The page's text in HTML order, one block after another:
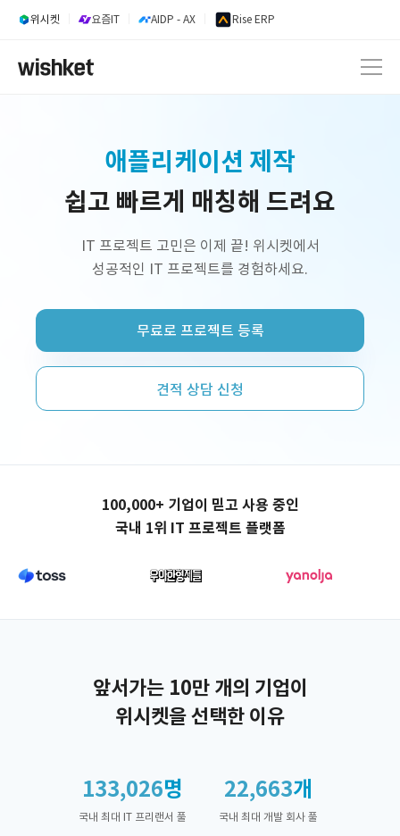
위시켓 요즘IT AIDP - AX Rise ERP
내부업무시스템 개발
웹 서비스 개발
AI 서비스 개발
정부지원사업 외주 개발
프리랜서 개발자 구인
플랫폼 제작
쇼핑몰 구축
쉽고 빠르게 매칭해 드려요
IT 프로젝트 고민은 이제 끝! 위시켓에서
성공적인 IT 프로젝트를 경험하세요.
무료로 프로젝트 등록
견적 상담 신청
100,000+ 기업이 믿고 사용 중인
국내 1위 IT 프로젝트 플랫폼
앞서가는 10만 개의 기업이
위시켓을 선택한 이유
133,026명
국내 최대 IT 프리랜서 풀
22,663개
국내 최대 개발 회사 풀